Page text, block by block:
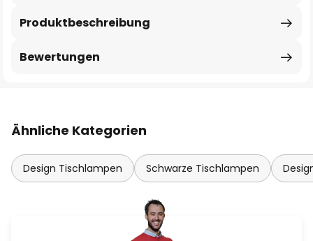
Produktbeschreibung
Bewertungen
Ähnliche Kategorien
Design Tischlampen Schwarze Tischlampen